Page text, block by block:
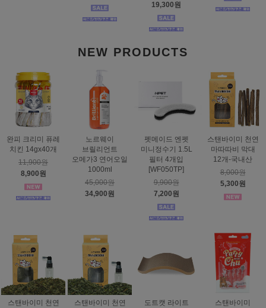
19,300원
NEW PRODUCTS
완피 크리미 퓨레
치킨 14gx40개
11,900원
8,900원
노르웨이
브릴리언트
오메가3 연어오일
1000ml
45,000원
34,900원
펫메이드 엔펫
미니정수기 1.5L
필터 4개입
[WF050TP]
9,900원
7,200원
스탠바이미 천연
마따따비 막대
12개-국내산
8,000원
5,300원
스탠바이미 천연
스탠바이미 천연
도트캣 라이트
스탠바이미